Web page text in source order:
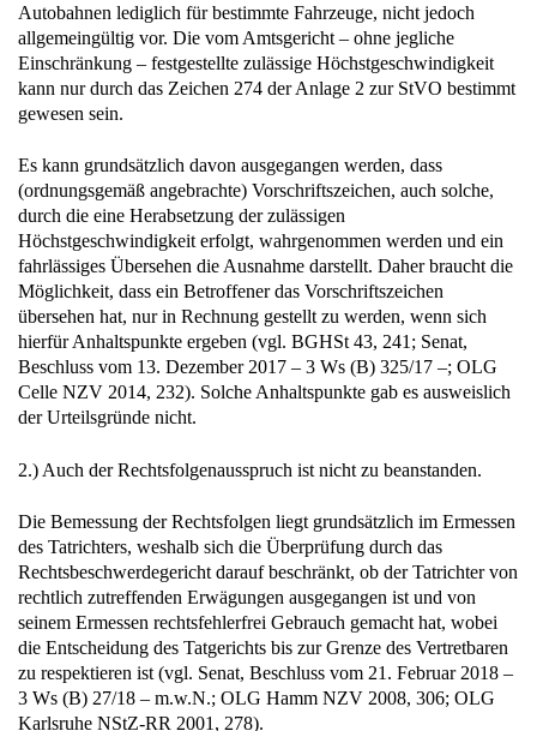
Autobahnen lediglich für bestimmte Fahrzeuge, nicht jedoch
allgemeingültig vor. Die vom Amtsgericht – ohne jegliche
Einschränkung – festgestellte zulässige Höchstgeschwindigkeit
kann nur durch das Zeichen 274 der Anlage 2 zur StVO bestimmt
gewesen sein.
Es kann grundsätzlich davon ausgegangen werden, dass
(ordnungsgemäß angebrachte) Vorschriftszeichen, auch solche,
durch die eine Herabsetzung der zulässigen
Höchstgeschwindigkeit erfolgt, wahrgenommen werden und ein
fahrlässiges Übersehen die Ausnahme darstellt. Daher braucht die
Möglichkeit, dass ein Betroffener das Vorschriftszeichen
übersehen hat, nur in Rechnung gestellt zu werden, wenn sich
hierfür Anhaltspunkte ergeben (vgl. BGHSt 43, 241; Senat,
Beschluss vom 13. Dezember 2017 – 3 Ws (B) 325/17 –; OLG
Celle NZV 2014, 232). Solche Anhaltspunkte gab es ausweislich
der Urteilsgründe nicht.
2.) Auch der Rechtsfolgenausspruch ist nicht zu beanstanden.
Die Bemessung der Rechtsfolgen liegt grundsätzlich im Ermessen
des Tatrichters, weshalb sich die Überprüfung durch das
Rechtsbeschwerdegericht darauf beschränkt, ob der Tatrichter von
rechtlich zutreffenden Erwägungen ausgegangen ist und von
seinem Ermessen rechtsfehlerfrei Gebrauch gemacht hat, wobei
die Entscheidung des Tatgerichts bis zur Grenze des Vertretbaren
zu respektieren ist (vgl. Senat, Beschluss vom 21. Februar 2018 –
3 Ws (B) 27/18 – m.w.N.; OLG Hamm NZV 2008, 306; OLG
Karlsruhe NStZ-RR 2001, 278).